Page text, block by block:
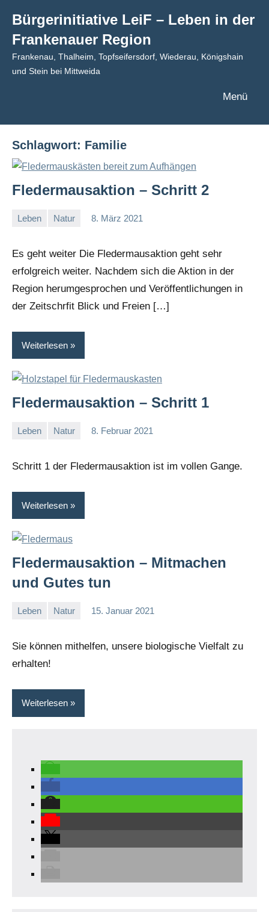
Inhalt
springen
Bürgerinitiative LeiF – Leben in der
Frankenauer Region
Frankenau, Thalheim, Topfseifersdorf, Wiederau, Königshain
und Stein bei Mittweida
Menü
Schlagwort: Familie
Fledermausaktion – Schritt 2
Leben Natur 8. März 2021
Es geht weiter Die Fledermausaktion geht sehr
erfolgreich weiter. Nachdem sich die Aktion in der
Region herumgesprochen und Veröffentlichungen in
der Zeitschrfit Blick und Freien […]
Weiterlesen
Fledermausaktion – Schritt 1
Leben Natur 8. Februar 2021
Schritt 1 der Fledermausaktion ist im vollen Gange.
Weiterlesen
Fledermausaktion – Mitmachen
und Gutes tun
Leben Natur 15. Januar 2021
Sie können mithelfen, unsere biologische Vielfalt zu
erhalten!
Weiterlesen